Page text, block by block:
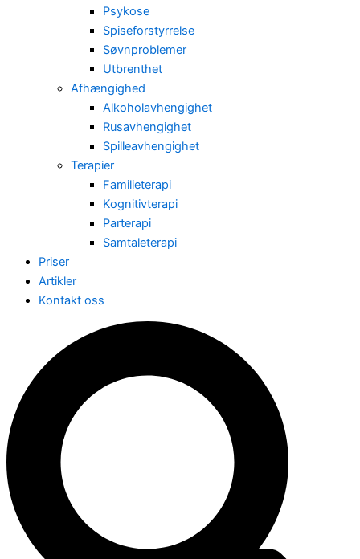
Psykose
Spiseforstyrrelse
Søvnproblemer
Utbrenthet
Afhængighed
Alkoholavhengighet
Rusavhengighet
Spilleavhengighet
Terapier
Familieterapi
Kognitivterapi
Parterapi
Samtaleterapi
Priser
Artikler
Kontakt oss